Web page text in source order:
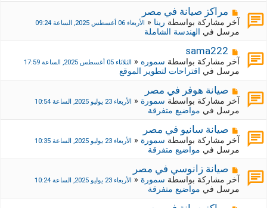
ة
ك
ة
ج
د
د
ة
م
ش
ر
ك
ة
ج
د
د
ة
مراكز صيانة في مصر
آخر مشاركة بواسطة رينا« الأربعاء 06 أغسطس 2025, الساعة 09:24
مرسل في الهندسة الشاملة
م
ش
ر
ك
ة
ج
د
د
ة
sama222
آخر مشاركة بواسطة سموره« الثلاثاء 05 أغسطس 2025, الساعة 17:59
مرسل في اقتراحات لتطوير الموقع
م
ش
ر
ك
ة
ج
د
د
ة
صيانة هوفر في مصر
آخر مشاركة بواسطة سمورة« الأربعاء 23 يوليو 2025, الساعة 10:54
مرسل في مواضيع متفرقة
م
ش
ر
ك
ة
ج
د
صيانة سانيو في مصر
آخر مشاركة بواسطة سمورة« الأربعاء 23 يوليو 2025, الساعة 10:35
مرسل في مواضيع متفرقة
م
ش
ر
ك
صيانة زانوسي في مصر
آخر مشاركة بواسطة سمورة« الأربعاء 23 يوليو 2025, الساعة 10:24
مرسل في مواضيع متفرقة